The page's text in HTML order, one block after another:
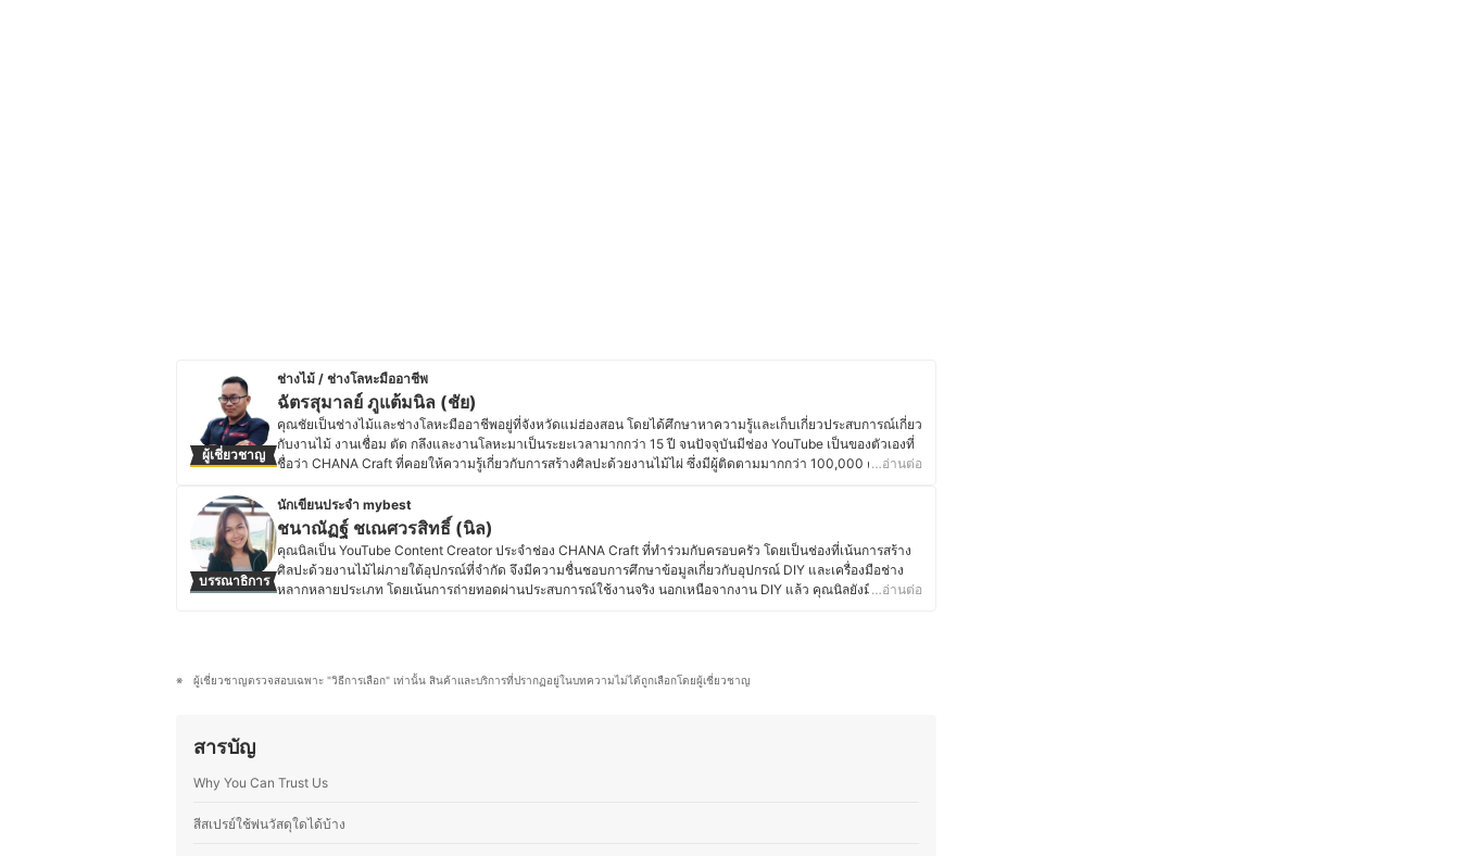
ผู้เชี่ยวชาญ
ช่างไม้ / ช่างโลหะมืออาชีพ
ฉัตรสุมาลย์ ภูแต้มนิล (ชัย)
คุณชัยเป็นช่างไม้และช่างโลหะมืออาชีพอยู่ที่จังหวัดแม่ฮ่องสอน โดยได้ศึกษาหาความรู้และเก็บเกี่ยวประสบการณ์เกี่ยว
กับงานไม้ งานเชื่อม ตัด กลึงและงานโลหะมาเป็นระยะเวลามากกว่า 15 ปี จนปัจจุบันมีช่อง YouTube เป็นของตัวเองที่
ชื่อว่า CHANA Craft ที่คอยให้ความรู้เกี่ยวกับการสร้างศิลปะด้วยงานไม้ไผ่ ซึ่งมีผู้ติดตามมากกว่า 100,000 คน และ
เริ่มจากการทำเครื่องดนตรีอีสาน จนนำไปสู่การทำเฟอร์นิเจอร์ไม้ จากวันแรกที่ใช้เพียงมีดในการถากไม้ขึ้นรูป ใช้สิ่วใน
การเจาะไม้ ใช้เลื่อย ใช้เหล็กซี จนเปลี่ยนไปใช้เครื่องมือ Power Tools ทั้งเลื่อยวงเดือน สว่าน เครื่องเจียร เครื่องกลึง
ทริมเมอร์ ฯลฯ ทำให้คุณชัยมีประสบการณ์โดยตรงในการใช้เครื่องมืองานไม้แทบทุกชนิด รวมถึงเทคนิคงานไม้ตั้งแต่
การโค่นเพื่อแปรรูปไปจนถึงการขัดเงาถนอมสีไม้
ประวัติของ ฉัตรสุมาลย์ ภูแต้มนิล (ชัย)
…อ่านต่อ
บรรณาธิการ
นักเขียนประจำ mybest
ชนาณัฏฐ์ ชเณศวรสิทธิ์ (นิล)
คุณนิลเป็น YouTube Content Creator ประจำช่อง CHANA Craft ที่ทำร่วมกับครอบครัว โดยเป็นช่องที่เน้นการสร้าง
ศิลปะด้วยงานไม้ไผ่ภายใต้อุปกรณ์ที่จำกัด จึงมีความชื่นชอบการศึกษาข้อมูลเกี่ยวกับอุปกรณ์ DIY และเครื่องมือช่าง
หลากหลายประเภท โดยเน้นการถ่ายทอดผ่านประสบการณ์ใช้งานจริง นอกเหนือจากงาน DIY แล้ว คุณนิลยังมีความ
ประวัติของ ชนาณัฏฐ์ ชเณศวรสิทธิ์ (นิล)
…อ่านต่อ
ผู้เชี่ยวชาญตรวจสอบเฉพาะ "วิธีการเลือก" เท่านั้น สินค้าและบริการที่ปรากฏอยู่ในบทความไม่ได้ถูกเลือกโดยผู้เชี่ยวชาญ
สารบัญ
Why You Can Trust Us
สีสเปรย์ใช้พ่นวัสดุใดได้บ้าง